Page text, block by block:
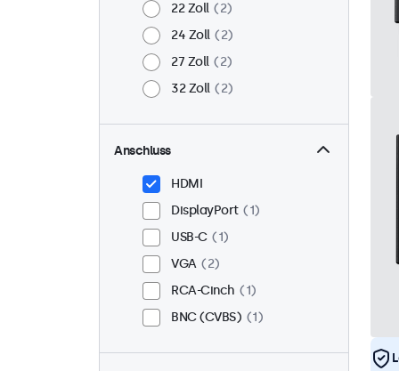
22 Zoll
2
24 Zoll
2
27 Zoll
2
32 Zoll
2
Anschluss
HDMI
DisplayPort
1
USB-C
1
VGA
2
RCA-Cinch
1
BNC (CVBS)
1